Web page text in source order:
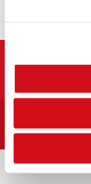
INTEGRITET/VILLKOR